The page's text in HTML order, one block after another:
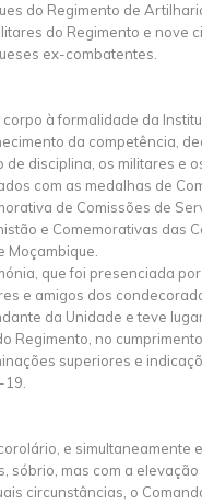
do Regimento de Artilharia
do Regimento e nove
ex-combatentes.
à formalidade da
da competência,
de disciplina, os militares e
com as medalhas de
de Comissões de
e Comemorativas das
Moçambique.
que foi presenciada
e amigos dos
da Unidade e teve
Regimento, no
superiores e
19.
e simultaneamente
sóbrio, mas com a
circunstâncias, o